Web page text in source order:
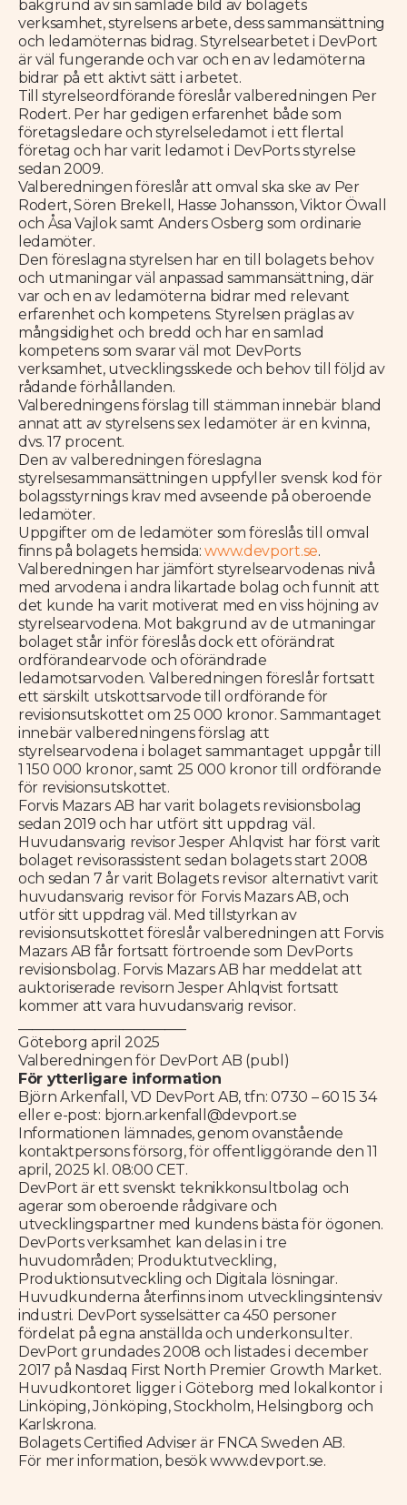
bakgrund av sin samlade bild av bolagets
verksamhet, styrelsens arbete, dess sammansättning
och ledamöternas bidrag. Styrelsearbetet i DevPort
är väl fungerande och var och en av ledamöterna
bidrar på ett aktivt sätt i arbetet.
Till styrelseordförande föreslår valberedningen Per
Rodert. Per har gedigen erfarenhet både som
företagsledare och styrelseledamot i ett flertal
företag och har varit ledamot i DevPorts styrelse
sedan 2009.
Valberedningen föreslår att omval ska ske av Per
Rodert, Sören Brekell, Hasse Johansson, Viktor Öwall
och Åsa Vajlok samt Anders Osberg som ordinarie
ledamöter.
Den föreslagna styrelsen har en till bolagets behov
och utmaningar väl anpassad sammansättning, där
var och en av ledamöterna bidrar med relevant
erfarenhet och kompetens. Styrelsen präglas av
mångsidighet och bredd och har en samlad
kompetens som svarar väl mot DevPorts
verksamhet, utvecklingsskede och behov till följd av
rådande förhållanden.
Valberedningens förslag till stämman innebär bland
annat att av styrelsens sex ledamöter är en kvinna,
dvs. 17 procent.
Den av valberedningen föreslagna
styrelsesammansättningen uppfyller svensk kod för
bolagsstyrnings krav med avseende på oberoende
ledamöter.
Uppgifter om de ledamöter som föreslås till omval
finns på bolagets hemsida:www.devport.se.
Valberedningen har jämfört styrelsearvodenas nivå
med arvodena i andra likartade bolag och funnit att
det kunde ha varit motiverat med en viss höjning av
styrelsearvodena. Mot bakgrund av de utmaningar
bolaget står inför föreslås dock ett oförändrat
ordförandearvode och oförändrade
ledamotsarvoden. Valberedningen föreslår fortsatt
ett särskilt utskottsarvode till ordförande för
revisionsutskottet om 25 000 kronor. Sammantaget
innebär valberedningens förslag att
styrelsearvodena i bolaget sammantaget uppgår till
1 150 000 kronor, samt 25 000 kronor till ordförande
för revisionsutskottet.
Forvis Mazars AB har varit bolagets revisionsbolag
sedan 2019 och har utfört sitt uppdrag väl.
Huvudansvarig revisor Jesper Ahlqvist har först varit
bolaget revisorassistent sedan bolagets start 2008
och sedan 7 år varit Bolagets revisor alternativt varit
huvudansvarig revisor för Forvis Mazars AB, och
utför sitt uppdrag väl. Med tillstyrkan av
revisionsutskottet föreslår valberedningen att Forvis
Mazars AB får fortsatt förtroende som DevPorts
revisionsbolag. Forvis Mazars AB har meddelat att
auktoriserade revisorn Jesper Ahlqvist fortsatt
kommer att vara huvudansvarig revisor.
Göteborg april 2025
Valberedningen för DevPort AB (publ)
För ytterligare information
Björn Arkenfall, VD DevPort AB, tfn: 0730 – 60 15 34
eller e-post: bjorn.arkenfall@devport.se
Informationen lämnades, genom ovanstående
kontaktpersons försorg, för offentliggörande den 11
april, 2025 kl. 08:00 CET.
DevPort är ett svenskt teknikkonsultbolag och
agerar som oberoende rådgivare och
utvecklingspartner med kundens bästa för ögonen.
DevPorts verksamhet kan delas in i tre
huvudområden; Produktutveckling,
Produktionsutveckling och Digitala lösningar.
Huvudkunderna återfinns inom utvecklingsintensiv
industri. DevPort sysselsätter ca 450 personer
fördelat på egna anställda och underkonsulter.
DevPort grundades 2008 och listades i december
2017 på Nasdaq First North Premier Growth Market.
Huvudkontoret ligger i Göteborg med lokalkontor i
Linköping, Jönköping, Stockholm, Helsingborg och
Karlskrona.
Bolagets Certified Adviser är FNCA Sweden AB.
För mer information, besök www.devport.se.